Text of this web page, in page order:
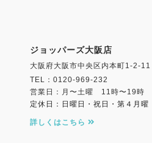
ジョッパーズ大阪店
大阪府大阪市中央区内本町1-2-
TEL：0120-969-232
営業日：月〜土曜 11時〜19時
定休日：日曜日・祝日・第４月曜
詳しくはこちら